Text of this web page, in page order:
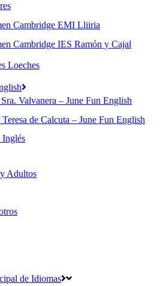
Cambridge EMI Lliiria
Cambridge IES Ramón y Cajal
Loeches
Valvanera – June Fun English
de Calcuta – June Fun English
Inglés
Adultos
de Idiomas